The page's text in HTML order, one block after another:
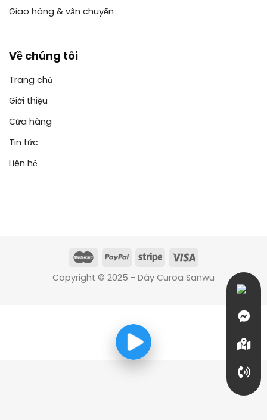
Giao hàng & vận chuyển
Về chúng tôi
Trang chủ
Giới thiệu
Cửa hàng
Tin tức
Liên hệ
Copyright © 2025 - Dây Curoa Sanwu